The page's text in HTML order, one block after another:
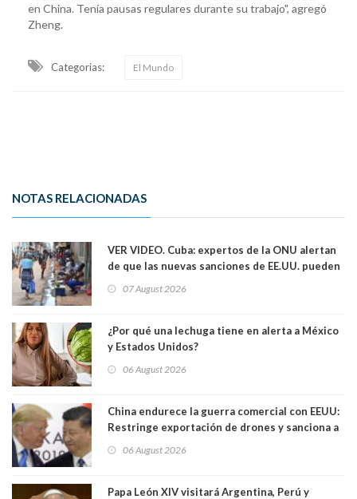
en China. Tenía pausas regulares durante su trabajo", agregó
Zheng.
Categorias: El Mundo
NOTAS RELACIONADAS
VER VIDEO. Cuba: expertos de la ONU alertan
de que las nuevas sanciones de EE.UU. pueden
07 August 2026
¿Por qué una lechuga tiene en alerta a México
y Estados Unidos?
06 August 2026
China endurece la guerra comercial con EEUU:
Restringe exportación de drones y sanciona a
06 August 2026
Papa León XIV visitará Argentina, Perú y